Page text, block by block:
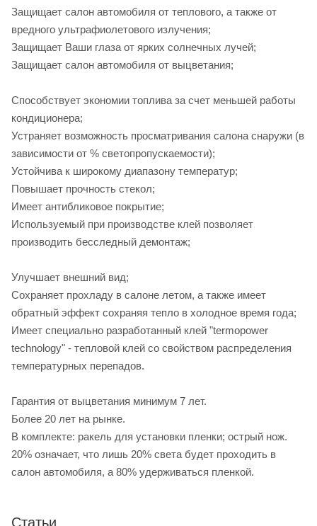
Защищает салон автомобиля от теплового, а также от
вредного ультрафиолетового излучения;
Защищает Ваши глаза от ярких солнечных лучей;
Защищает салон автомобиля от выцветания;
Способствует экономии топлива за счет меньшей работы
кондиционера;
Устраняет возможность просматривания салона снаружи (в
зависимости от % светопропускаемости);
Устойчива к широкому диапазону температур;
Повышает прочность стекол;
Имеет антибликовое покрытие;
Используемый при производстве клей позволяет
производить бесследный демонтаж;
Улучшает внешний вид;
Сохраняет прохладу в салоне летом, а также имеет
обратный эффект сохраняя тепло в холодное время года;
Имеет специально разработанный клей "termopower
technology" - тепловой клей со свойством распределения
температурных перепадов.
Гарантия от выцветания минимум 7 лет.
Более 20 лет на рынке.
В комплекте: ракель для установки пленки; острый нож.
20% означает, что лишь 20% света будет проходить в
салон автомобиля, а 80% удерживаться пленкой.
Статьи